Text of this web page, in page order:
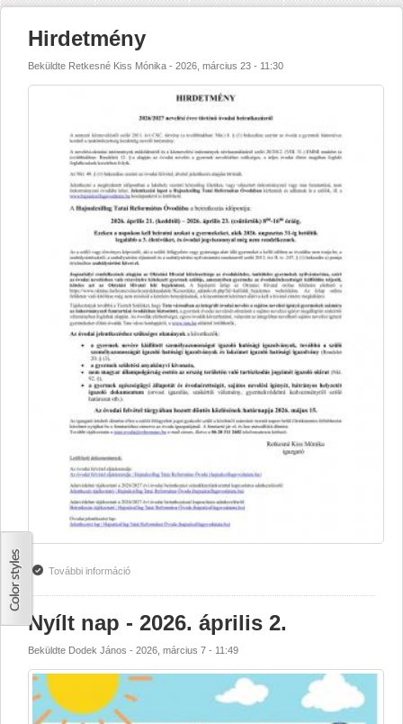
Hirdetmény
Beküldte Retkesné Kiss Mónika - 2026, március 23 - 11:30
További információHirdetmény tartalommal kapcsolatosan
Nyílt nap - 2026. április 2.
Beküldte Dodek János - 2026, március 7 - 11:49